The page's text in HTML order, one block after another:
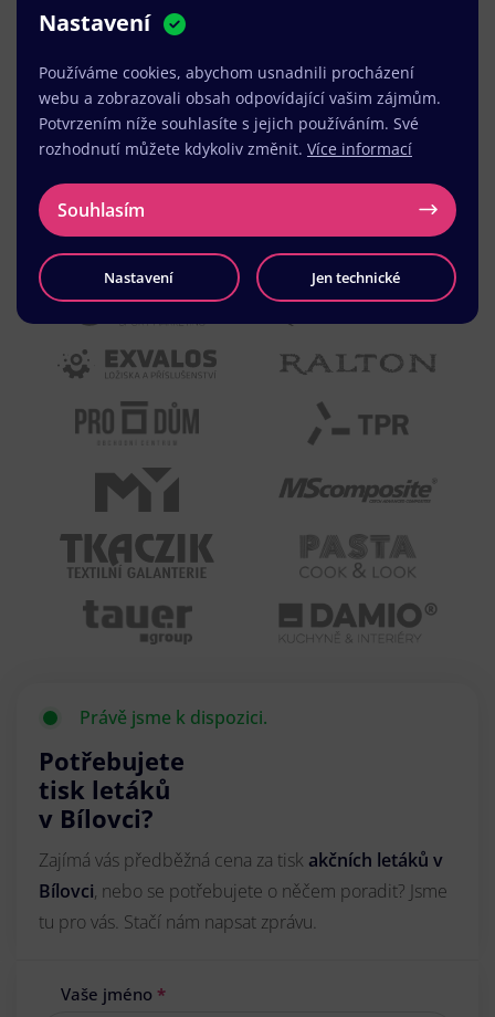
VENART s.r.o.
Právě jsme k dispozici.
Potřebujete
tisk letáků
v Bílovci?
Zajímá vás předběžná cena za tisk akčních letáků v
Bílovci, nebo se potřebujete o něčem poradit? Jsme
tu pro vás. Stačí nám napsat zprávu.
Vaše jméno *
Nastavení
Používáme cookies, abychom usnadnili procházení
webu a zobrazovali obsah odpovídající vašim zájmům.
Potvrzením níže souhlasíte s jejich používáním. Své
rozhodnutí můžete kdykoliv změnit. Více informací
Souhlasím
Nastavení Jen technické